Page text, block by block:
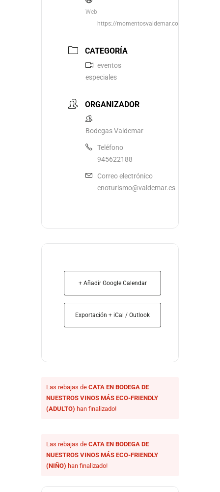
Web
https://momentosvaldemar.com/
CATEGORÍA
eventos
especiales
ORGANIZADOR
Bodegas Valdemar
Teléfono
945622188
Correo electrónico
enoturismo@valdemar.es
+ Añadir Google Calendar
Exportación + iCal / Outlook
Las rebajas de CATA EN BODEGA DE
NUESTROS VINOS MÁS ECO-FRIENDLY
(ADULTO) han finalizado!
Las rebajas de CATA EN BODEGA DE
NUESTROS VINOS MÁS ECO-FRIENDLY
(NIÑO) han finalizado!